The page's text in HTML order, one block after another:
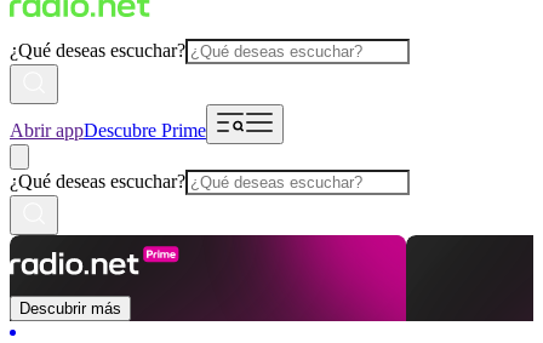
¿Qué deseas escuchar?
Abrir appDescubre Prime
¿Qué deseas escuchar?
Descubrir más